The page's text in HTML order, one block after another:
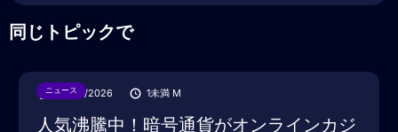
同じトピックで
ニュース
28/07/2026 1未満 M
人気沸騰中！暗号通貨がオンラインカジ